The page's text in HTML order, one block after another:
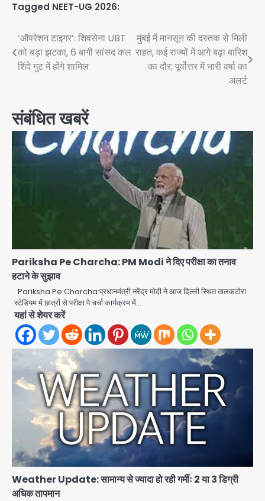
Tagged NEET-UG 2026:
Post
navigation
‘ऑपरेशन टाइगर’: शिवसेना UBT
को बड़ा झटका, 6 बागी सांसद कल
शिंदे गुट में होंगे शामिल
मुंबई में मानसून की दस्तक से मिली
राहत, कई राज्यों में आगे बढ़ा बारिश
का दौर; पूर्वोत्तर में भारी वर्षा का
अलर्ट
संबंधित खबरें
Pariksha Pe Charcha: PM Modi ने दिए परीक्षा का तनाव
हटाने के सुझाव
Pariksha Pe Charcha:प्रधानमंत्री नरेंद्र मोदी ने आज दिल्ली स्थित तालकटोरा
स्टेडियम में छात्रों से परीक्षा पे चर्चा कार्यक्रम में…
यहां से शेयर करें
Weather Update: सामान्य से ज्यादा हो रही गर्मीः 2 या 3 डिग्री
अधिक तापमान